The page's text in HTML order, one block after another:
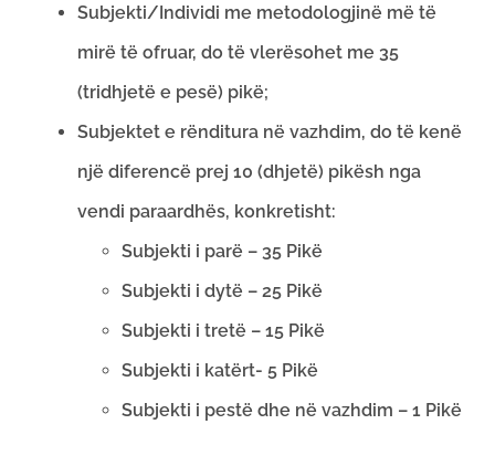
Subjekti/Individi me metodologjinë më të
mirë të ofruar, do të vlerësohet me 35
(tridhjetë e pesë) pikë;
Subjektet e rënditura në vazhdim, do të kenë
një diferencë prej 10 (dhjetë) pikësh nga
vendi paraardhës, konkretisht:
Subjekti i parë – 35 Pikë
Subjekti i dytë – 25 Pikë
Subjekti i tretë – 15 Pikë
Subjekti i katërt- 5 Pikë
Subjekti i pestë dhe në vazhdim – 1 Pikë